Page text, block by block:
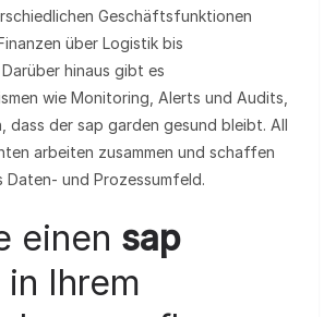
Geschäftsfunktionen
über Logistik bis
hinaus gibt es
wie Monitoring, Alerts und Audits,
dass der sap garden gesund bleibt. All
arbeiten zusammen und schaffen
Daten‑ und Prozessumfeld.
einen sap
in Ihrem